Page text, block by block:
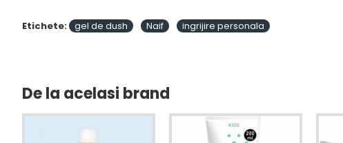
Etichete: gel de dush Naif ingrijire personala
De la acelasi brand